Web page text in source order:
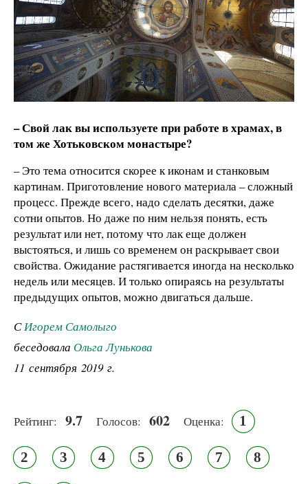
– Свой лак вы используете при работе в храмах, в
том же Хотьковском монастыре?
– Это тема относится скорее к иконам и станковым
картинам. Приготовление нового материала – сложный
процесс. Прежде всего, надо сделать десятки, даже
сотни опытов. Но даже по ним нельзя понять, есть
результат или нет, потому что лак еще должен
выстояться, и лишь со временем он раскрывает свои
свойства. Ожидание растягивается иногда на несколько
недель или месяцев. И только опираясь на результаты
предыдущих опытов, можно двигаться дальше.
СИгорем Самолыго
беседовала Ольга Лунькова
11 сентября 2019 г.
Рейтинг: 9.7 Голосов: 602 Оценка: 1
2 3 4 5 6 7 8